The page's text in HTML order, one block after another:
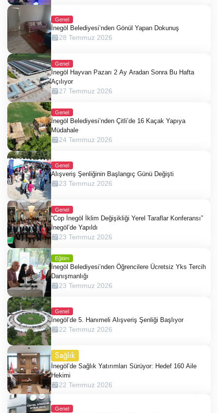
Genel
İnegöl Belediyesi’nden Gönül Yapan Dokunuş
28 Temmuz 2026
Genel
İnegöl Hayvan Pazarı 2 Ay Aradan Sonra Bu Hafta
Açılıyor
27 Temmuz 2026
Genel
İnegöl Belediyesi’nden Çitli’de 16 Kaçak Yapıya
Müdahale
24 Temmuz 2026
Genel
Alışveriş Şenliğinin Başlangıç Günü Değişti
23 Temmuz 2026
Genel
“Cop İnegöl İklim Değişikliği Yerel Taraflar Konferansı”
İnegöl’de Yapıldı
23 Temmuz 2026
Eğitim
İnegöl Belediyesi’nden Öğrencilere Ücretsiz Yks Tercih
Danışmanlığı
23 Temmuz 2026
Genel
İnegöl’de 5. Hanımeli Alışveriş Şenliği Başlıyor
22 Temmuz 2026
Sağlık
İnegöl’de Sağlık Yatırımları Sürüyor: Hedef 160 Aile
Hekimi
22 Temmuz 2026
Genel